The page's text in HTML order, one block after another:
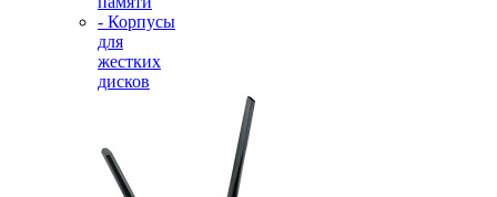
- Корпусы
для
жестких
дисков